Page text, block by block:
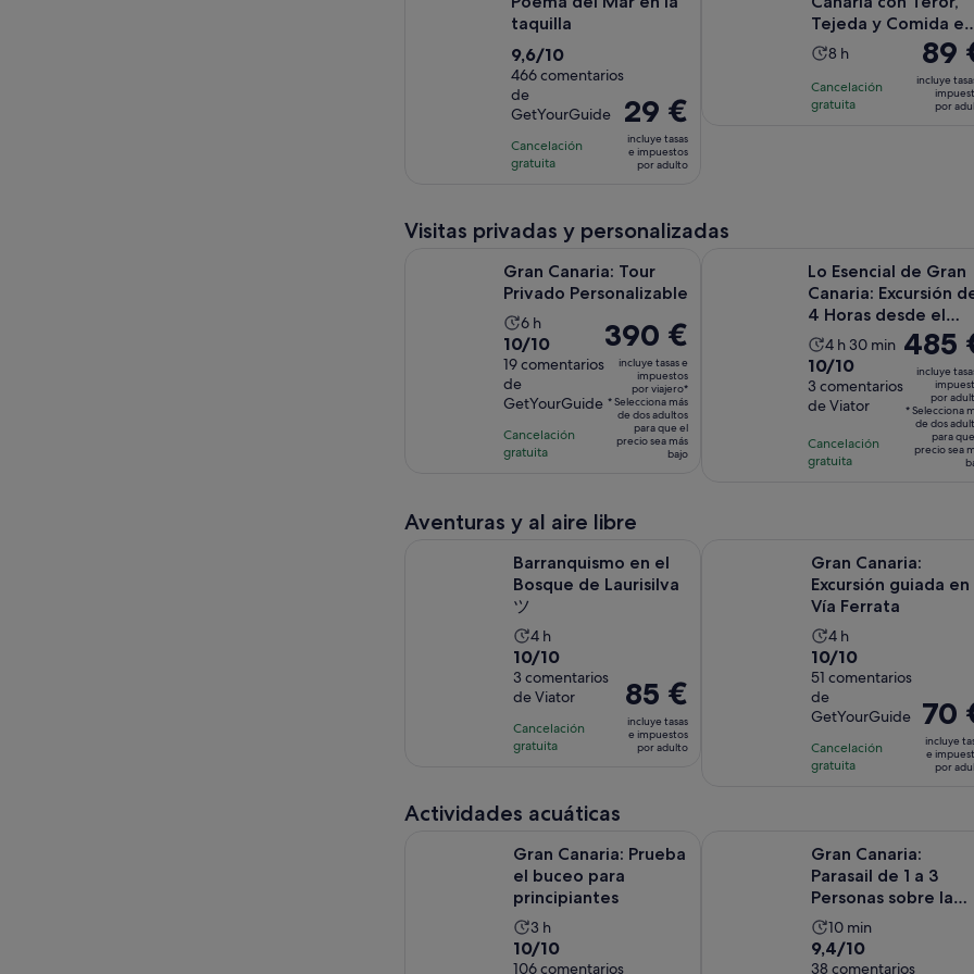
taquilla
9.6
sobre
10
con
466
comentarios
9,6/10
466 comentarios
de
GetYourGuide
Cancelación
gratuita
El
precio
es
de
adulto
29 €
incluye tasas
e impuestos
por adulto
Tejeda y Comida en
Fataga
La
duración
de
8 h
Cancelación
gratuita
El
precio
es
de
89
incluye
por
Visitas privadas y personalizadas
Gran Canaria: Tour
Privado Personalizable
La
duración
de
la
actividad
es
de
6 h
10.0
sobre
10
con
19
comentarios
10/10
19 comentarios
de
GetYourGuide
Cancelación
gratuita
El
precio
es
de
390 €
por
390 €
incluye tasas e
impuestos
por viajero*
* Selecciona más
de dos adultos
para que el
precio sea más
bajo
Lo Esencial de Gran
Canaria: Excursión
4 Horas desde el
Puerto
La
duración
de
la
actividad
es
30 minutos
4 h 30 min
10.0
sobre
10
con
3
10/10
3 comentarios
de Viator
Cancelación
gratuita
El
precio
es
de
485 €
por
485
incluye
por
* Selecciona
de dos
para
precio sea
Aventuras y al aire libre
Barranquismo en el
Bosque de Laurisilva
ツ
La
duración
de
la
actividad
es
4 h
10.0
sobre
10
con
3
10/10
3 comentarios
de Viator
Cancelación
gratuita
El
precio
es
de
85 €
incluye tasas
e impuestos
por adulto
Gran Canaria:
Excursión guiada en
Vía Ferrata
La
duración
de
la
actividad
es
de
4 h
10.0
sobre
10
con
51
comentarios
10/10
51 comentarios
de
GetYourGuide
Cancelación
gratuita
El
precio
es
de
70
incluye
e
por
Actividades acuáticas
Gran Canaria: Prueba
el buceo para
principiantes
La
duración
3 h
10.0
10/10
106 comentarios
Gran Canaria:
Parasail de 1 a 3
Personas sobre la
Playa de Anfi
La
duración
10 min
9.4
9,4/10
38 comentarios